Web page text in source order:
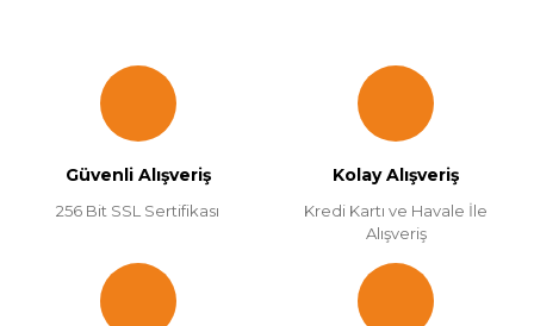
Güvenli Alışveriş
256 Bit SSL Sertifikası
Kolay Alışveriş
Kredi Kartı ve Havale İle
Alışveriş